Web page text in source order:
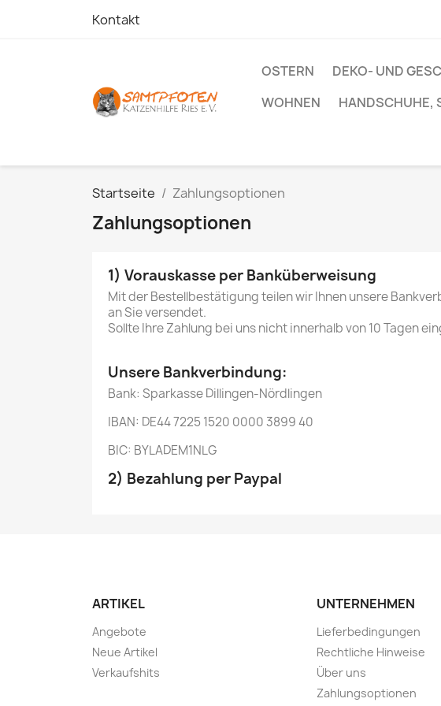
Kontakt
OSTERN DEKO- UND
WOHNEN
HANDSCHUHE,
Startseite Zahlungsoptionen
Zahlungsoptionen
1) Vorauskasse per Banküberweisung
Mit der Bestellbestätigung teilen wir Ihnen unsere
an Sie versendet.
Sollte Ihre Zahlung bei uns nicht innerhalb von 10 Tagen
Unsere Bankverbindung:
Bank: Sparkasse Dillingen-Nördlingen
IBAN: DE44 7225 1520 0000 3899 40
BIC: BYLADEM1NLG
2) Bezahlung per Paypal
ARTIKEL
Angebote
Neue Artikel
Verkaufshits
UNTERNEHMEN
Lieferbedingungen
Rechtliche Hinweise
Über uns
Zahlungsoptionen